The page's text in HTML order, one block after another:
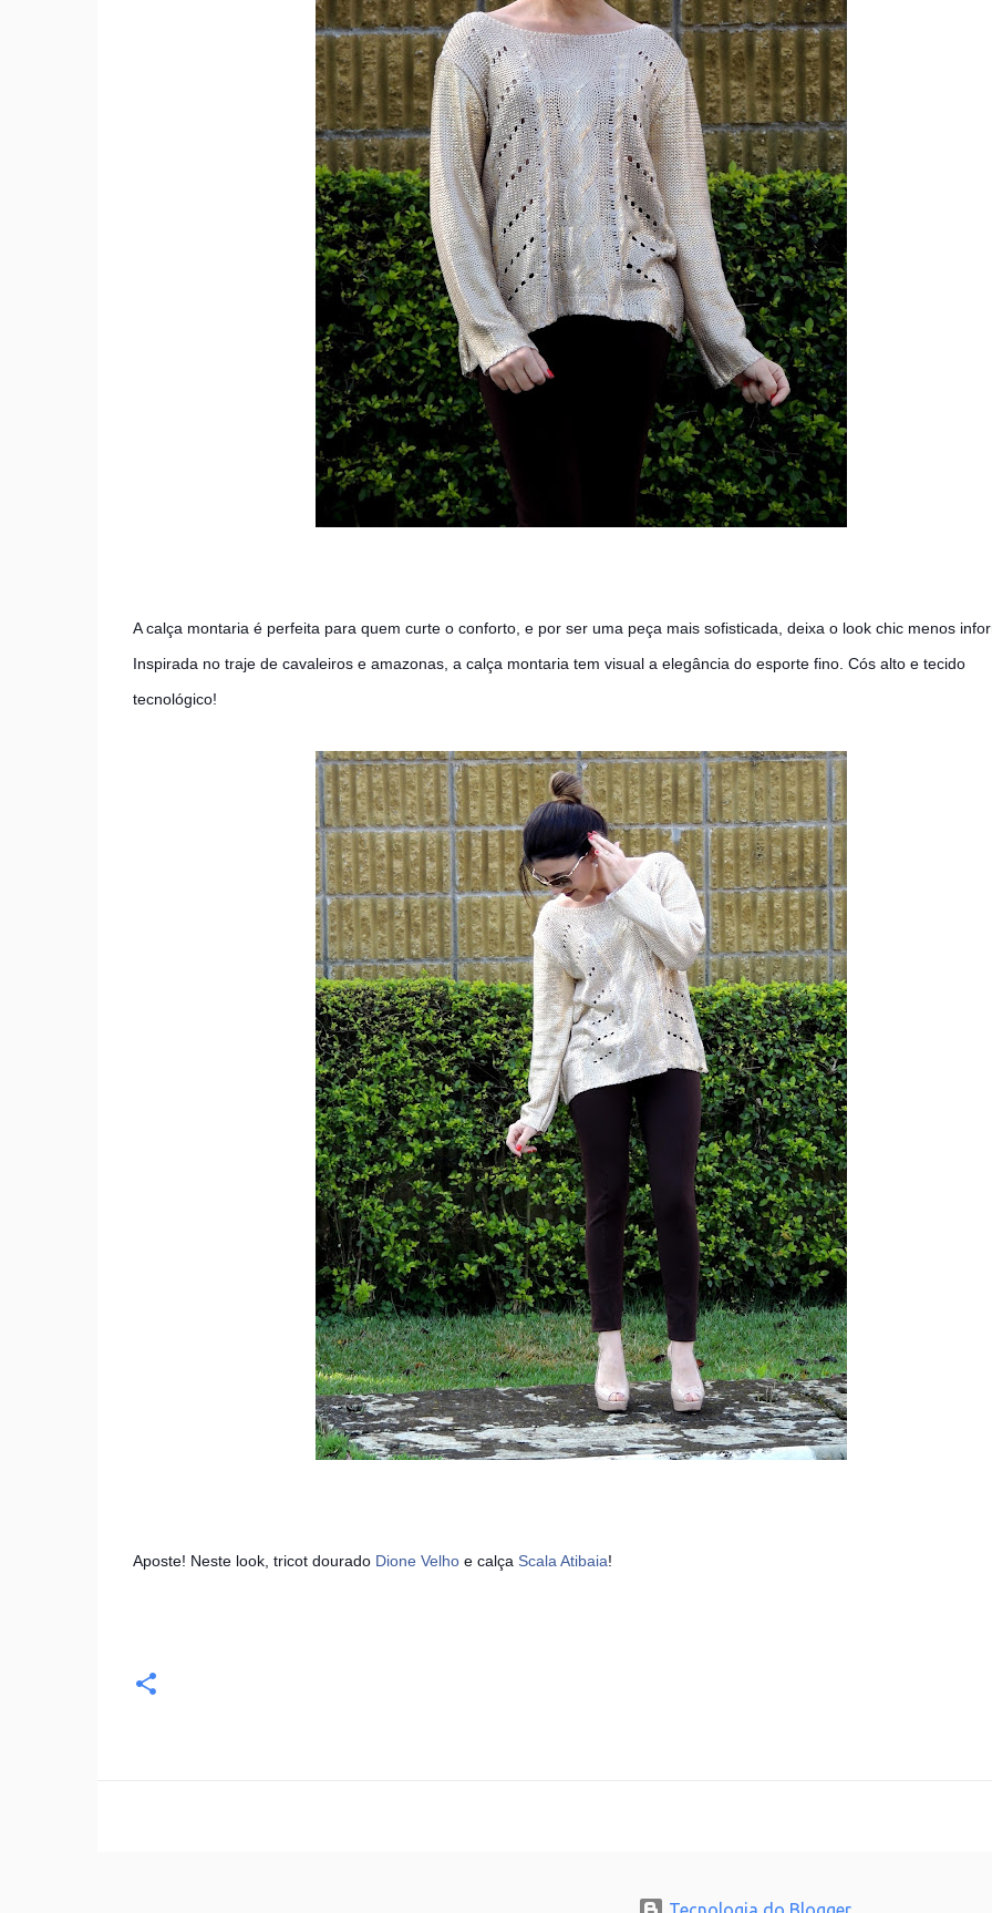
A calça montaria é perfeita para quem curte o conforto, e por ser uma peça mais sofisticada, deixa o look chic menos
Inspirada no traje de cavaleiros e amazonas, a calça montaria tem visual a elegância do esporte fino. Cós alto e tecido
tecnológico!
Aposte! Neste look, tricot dourado Dione Velhoe calça Scala Atibaia!